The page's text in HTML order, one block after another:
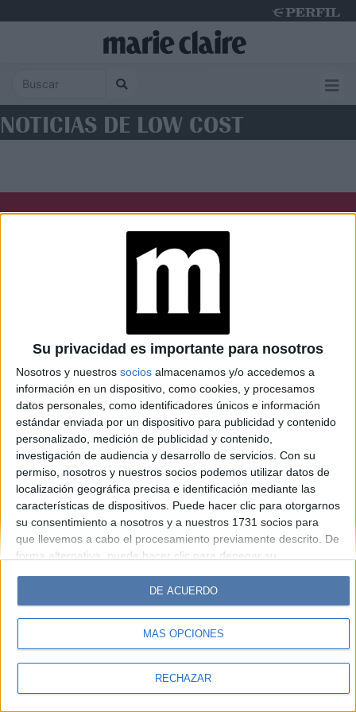
Su privacidad es importante para nosotros
Nosotros y nuestros socios almacenamos y/o accedemos a
información en un dispositivo, como cookies, y procesamos
datos personales, como identificadores únicos e información
estándar enviada por un dispositivo para publicidad y contenido
personalizado, medición de publicidad y contenido,
investigación de audiencia y desarrollo de servicios. Con su
permiso, nosotros y nuestros socios podemos utilizar datos de
localización geográfica precisa e identificación mediante las
características de dispositivos. Puede hacer clic para otorgarnos
su consentimiento a nosotros y a nuestros 1731 socios para
que llevemos a cabo el procesamiento previamente descrito. De
forma alternativa, puede hacer clic para denegar su
cambiar sus preferencias antes de otorgar su consentimiento.
Tenga en cuenta que algún procesamiento de sus datos
personales puede no requerir de su consentimiento, pero usted
tiene el derecho de rechazar tal procesamiento. Sus
sus preferencias o retirar su consentimiento en cualquier
MÁS OPCIONES
RECHAZAR
DE ACUERDO
NOTICIAS DE LOW COST
Caras Noticias
Weekend Parabrisas
Look
Luz Mía Lunateen Break BATimes
© Perfil.com 2006-2019 - Todos los derechos reservados
Registro de Propiedad Intelectual: Nro. 5346433